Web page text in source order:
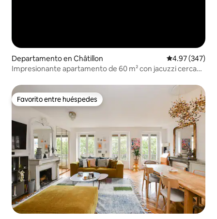
Departamento en Châtillon Calificación
4.97 (347)
Impresionante apartamento de 60 m² con jacuzzi cerca
Favorito entre huéspedes
Favorito entre huéspedes